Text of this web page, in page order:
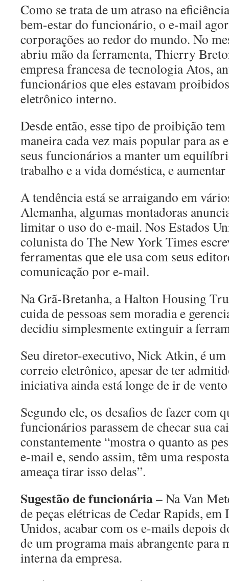
Como se trata de um atraso na
bem-estar do funcionário, o e-mail
corporações ao redor do mundo. No
abriu mão da ferramenta, Thierry
empresa francesa de tecnologia Atos,
funcionários que eles estavam
eletrônico interno.
Desde então, esse tipo de proibição
maneira cada vez mais popular para as
seus funcionários a manter um
trabalho e a vida doméstica, e
A tendência está se arraigando em
Alemanha, algumas montadoras
limitar o uso do e-mail. Nos Estados
colunista do The New York Times
ferramentas que ele usa com seus
comunicação por e-mail.
Na Grã-Bretanha, a Halton Housing
cuida de pessoas sem moradia e
decidiu simplesmente extinguir a
Seu diretor-executivo, Nick Atkin, é
correio eletrônico, apesar de ter
iniciativa ainda está longe de ir de
Segundo ele, os desafios de fazer com
funcionários parassem de checar sua
constantemente “mostra o quanto as
e-mail e, sendo assim, têm uma
ameaça tirar isso delas”.
Sugestão de funcionária– Na Van
de peças elétricas de Cedar Rapids, em
Unidos, acabar com os e-mails depois
de um programa mais abrangente para
interna da empresa.